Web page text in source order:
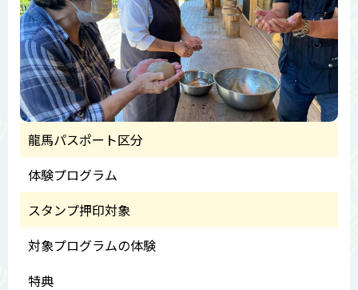
龍馬パスポート区分
体験プログラム
スタンプ押印対象
対象プログラムの体験
特典